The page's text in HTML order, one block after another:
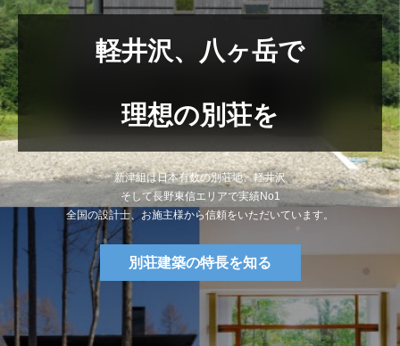
軽井沢、八ヶ岳で
理想の別荘を
新津組は日本有数の別荘地、軽井沢
そして長野東信エリアで実績No1
全国の設計士、お施主様から信頼をいただいています。
別荘建築の特長を知る